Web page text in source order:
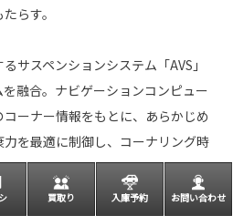
らす。
サスペンションシステム「AVS」
融合。ナビゲーションコンピュー
ーナー情報をもとに、あらかじめ
を最適に制御し、コーナリング時
買取り 入庫予約 お問い合わせ